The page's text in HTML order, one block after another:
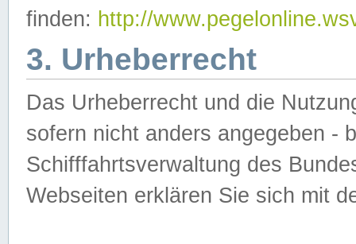
finden: http://
3. Urheberrecht
Das Urheberrecht und die
sofern nicht anders angegeben -
Schifffahrtsverwaltung des
Webseiten erklären Sie sich mit